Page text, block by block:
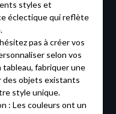
styles et
éclectique qui reflète
pas à créer vos
selon vos
fabriquer une
des objets existants
style unique.
: Les couleurs ont un